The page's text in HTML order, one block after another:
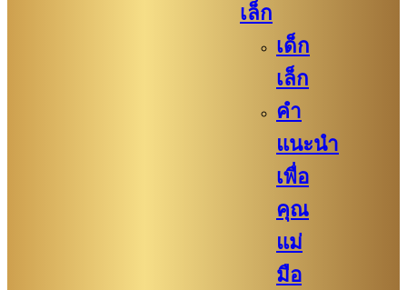
เล็ก
เด็ก
เล็ก
คำ
แนะนำ
เพื่อ
คุณ
แม่
มือ